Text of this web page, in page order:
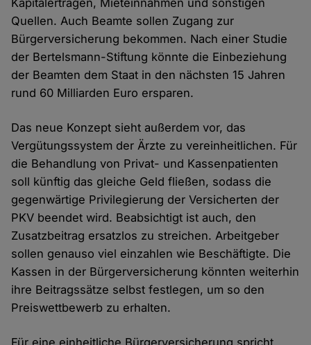
Kapitalerträgen, Mieteinnahmen und sonstigen
Quellen. Auch Beamte sollen Zugang zur
Bürgerversicherung bekommen. Nach einer Studie
der Bertelsmann-Stiftung könnte die Einbeziehung
der Beamten dem Staat in den nächsten 15 Jahren
rund 60 Milliarden Euro ersparen.
Das neue Konzept sieht außerdem vor, das
Vergütungssystem der Ärzte zu vereinheitlichen. Für
die Behandlung von Privat- und Kassenpatienten
soll künftig das gleiche Geld fließen, sodass die
gegenwärtige Privilegierung der Versicherten der
PKV beendet wird. Beabsichtigt ist auch, den
Zusatzbeitrag ersatzlos zu streichen. Arbeitgeber
sollen genauso viel einzahlen wie Beschäftigte. Die
Kassen in der Bürgerversicherung könnten weiterhin
ihre Beitragssätze selbst festlegen, um so den
Preiswettbewerb zu erhalten.